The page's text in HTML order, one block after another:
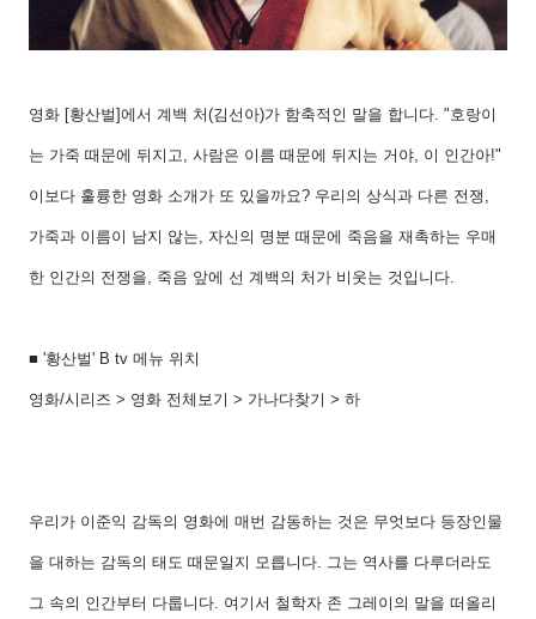
영화 [황산벌]에서 계백 처(김선아)가 함축적인 말을 합니다 . "호랑이
는 가죽 때문에 뒤지고 사람은 이름 때문에 뒤지는 거야 이 인간아!"
이보다 훌륭한 영화 소개가 또 있을까요? 우리의 상식과 다른 전쟁
가죽과 이름이 남지 않는 자신의 명분 때문에 죽음을 재촉하는 우매
한 인간의 전쟁을 죽음 앞에 선 계백의 처가 비웃는 것입니다
■ '황산벌' B tv 메뉴 위치
영화/시리즈 > 영화 전체보기 > 가나다찾기 > 하
우리가 이준익 감독의 영화에 매번 감동하는 것은 무엇보다 등장인물
을 대하는 감독의 태도 때문일지 모릅니다 그는 역사를 다루더라도
그 속의 인간부터 다룹니다 여기서 철학자 존 그레이의 말을 떠올리